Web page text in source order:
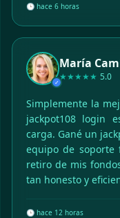
🕒 hace 6 horas
✓
María
★★★★★ 5.0
Simplemente la
jackpot108 login
carga. Gané un
equipo de soporte
retiro de mis
tan honesto y
🕒 hace 12 horas